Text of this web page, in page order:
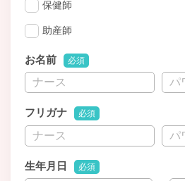
保健師
助産師
お名前 必須
フリガナ 必須
生年月日 必須